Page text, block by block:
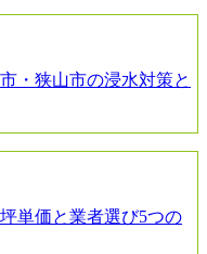
・狭山市の浸水対策と
単価と業者選び5つの